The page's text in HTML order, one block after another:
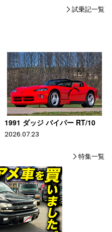
試乗記一覧
1991 ダッジ バイパー RT/10
2026.07.23
特集一覧